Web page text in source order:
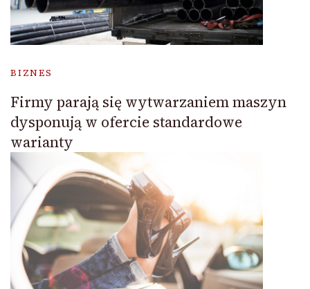
BIZNES
Firmy parają się wytwarzaniem maszyn
dysponują w ofercie standardowe
warianty